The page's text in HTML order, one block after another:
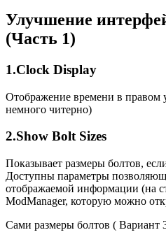
Улучшение
(Часть 1)
1.Clock Display
Отображение времени в правом
немного читерно)
2.Show Bolt Sizes
Показывает размеры болтов,
Доступны параметры
отображаемой информации (на
ModManager, которую можно
Сами размеры болтов ( Вариант